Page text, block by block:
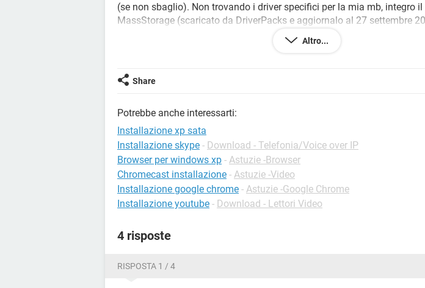
(se non sbaglio). Non trovando i driver specifici per la mia mb, integro
MassStorage (scaricato da DriverPacks e aggiornalo al 27 settembre
di premere invio per far partire il CD, compare sempre questo errore "La
un tasto qualsiasi per uscire.". Ho cercato sulla rete, ma non ho trovato
problema anche perché ad altri il valore della riga cambia sempre.
Altro...
Share
Potrebbe anche interessarti:
Installazione xp sata
Installazione skype - Download - Telefonia/Voice over IP
Browser per windows xp - Astuzie -Browser
Chromecast installazione - Astuzie -Video
Installazione google chrome - Astuzie -Google Chrome
Installazione youtube - Download - Lettori Video
4 risposte
RISPOSTA 1 / 4